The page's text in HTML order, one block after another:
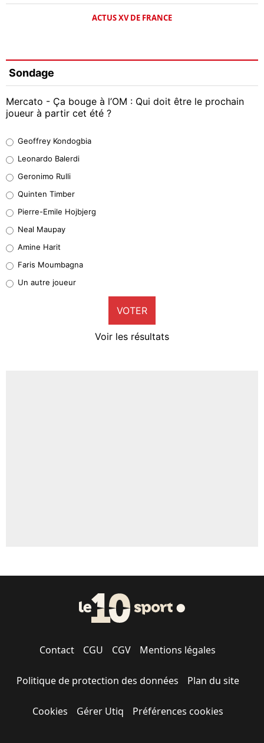
ACTUS XV DE FRANCE
Sondage
Mercato - Ça bouge à l’OM : Qui doit être le prochain
joueur à partir cet été ?
38%
32%
5%
1%
9%
Geoffrey Kondogbia
Leonardo Balerdi
Geronimo Rulli
Quinten Timber
Pierre-Emile Hojbjerg
Neal Maupay
Amine Harit
Faris Moumbagna
Un autre joueur
VOTER
Voir les résultats
Contact CGU CGV Mentions légales
Politique de protection des données Plan du site
Cookies Gérer Utiq Préférences cookies